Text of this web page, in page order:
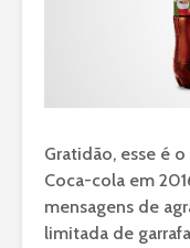
Gratidão, esse é
Coca-cola em
mensagens de
limitada de